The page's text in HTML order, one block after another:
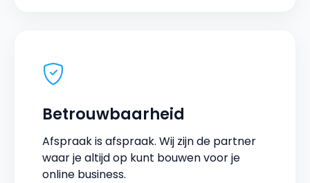
Betrouwbaarheid
Afspraak is afspraak. Wij zijn de partner
waar je altijd op kunt bouwen voor je
online business.